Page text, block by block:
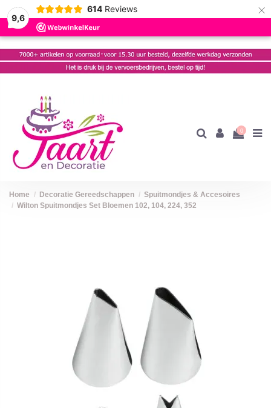
9,6
614 Reviews ×
0
Home Decoratie Gereedschappen
Spuitmondjes & Accesoires
Wilton Spuitmondjes Set Bloemen 102, 104, 224, 352